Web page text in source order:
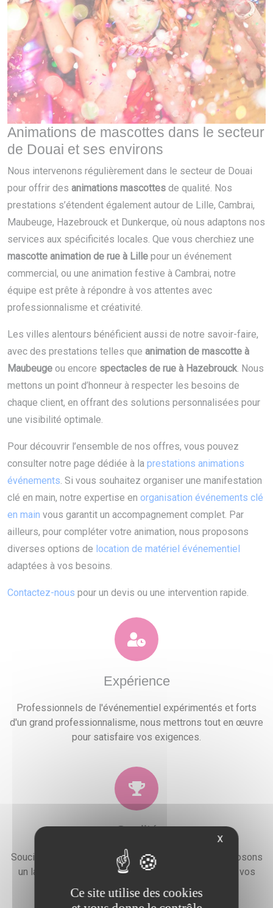
Animations de mascottes dans le secteur
de Douai et ses environs
Nous intervenons régulièrement dans le secteur de Douai
pour offrir des animations mascottes de qualité. Nos
prestations s’étendent également autour de Lille, Cambrai,
Maubeuge, Hazebrouck et Dunkerque, où nous adaptons nos
services aux spécificités locales. Que vous cherchiez une
mascotte animation de rue à Lille pour un événement
commercial, ou une animation festive à Cambrai, notre
équipe est prête à répondre à vos attentes avec
professionnalisme et créativité.
Les villes alentours bénéficient aussi de notre savoir-faire,
avec des prestations telles que animation de mascotte à
Maubeuge ou encore spectacles de rue à Hazebrouck. Nous
mettons un point d’honneur à respecter les besoins de
chaque client, en offrant des solutions personnalisées pour
une visibilité optimale.
Pour découvrir l’ensemble de nos offres, vous pouvez
consulter notre page dédiée à la prestations animations
événements. Si vous souhaitez organiser une manifestation
clé en main, notre expertise en organisation événements clé
en main vous garantit un accompagnement complet. Par
ailleurs, pour compléter votre animation, nous proposons
diverses options de location de matériel événementiel
adaptées à vos besoins.
Contactez-nous pour un devis ou une intervention rapide.
Expérience
Professionnels de l'événementiel expérimentés et forts
d'un grand professionnalisme, nous mettrons tout en œuvre
pour satisfaire vos exigences.
Qualité
Soucieux de la satisfaction de nos clients, nous proposons
un large choix de prestations qui combleront toutes vos
attentes, besoins et envies festives.
X
Ce site utilise des cookies